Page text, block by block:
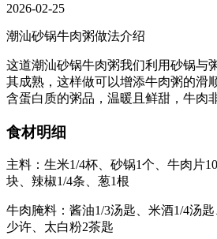
2026-02-25
潮汕砂锅牛肉粥做法介绍
这道潮汕砂锅牛肉粥我们利用砂锅与
其成熟，这样做可以增添牛肉粥的滑
含蛋白质的粥品，温暖且鲜甜，牛肉
食材明细
主料：生米1/4杯、砂锅1个、牛肉片
块、辣椒1/4条、葱1根
牛肉腌料：酱油1/3汤匙、米酒1/4汤
少许、太白粉2茶匙